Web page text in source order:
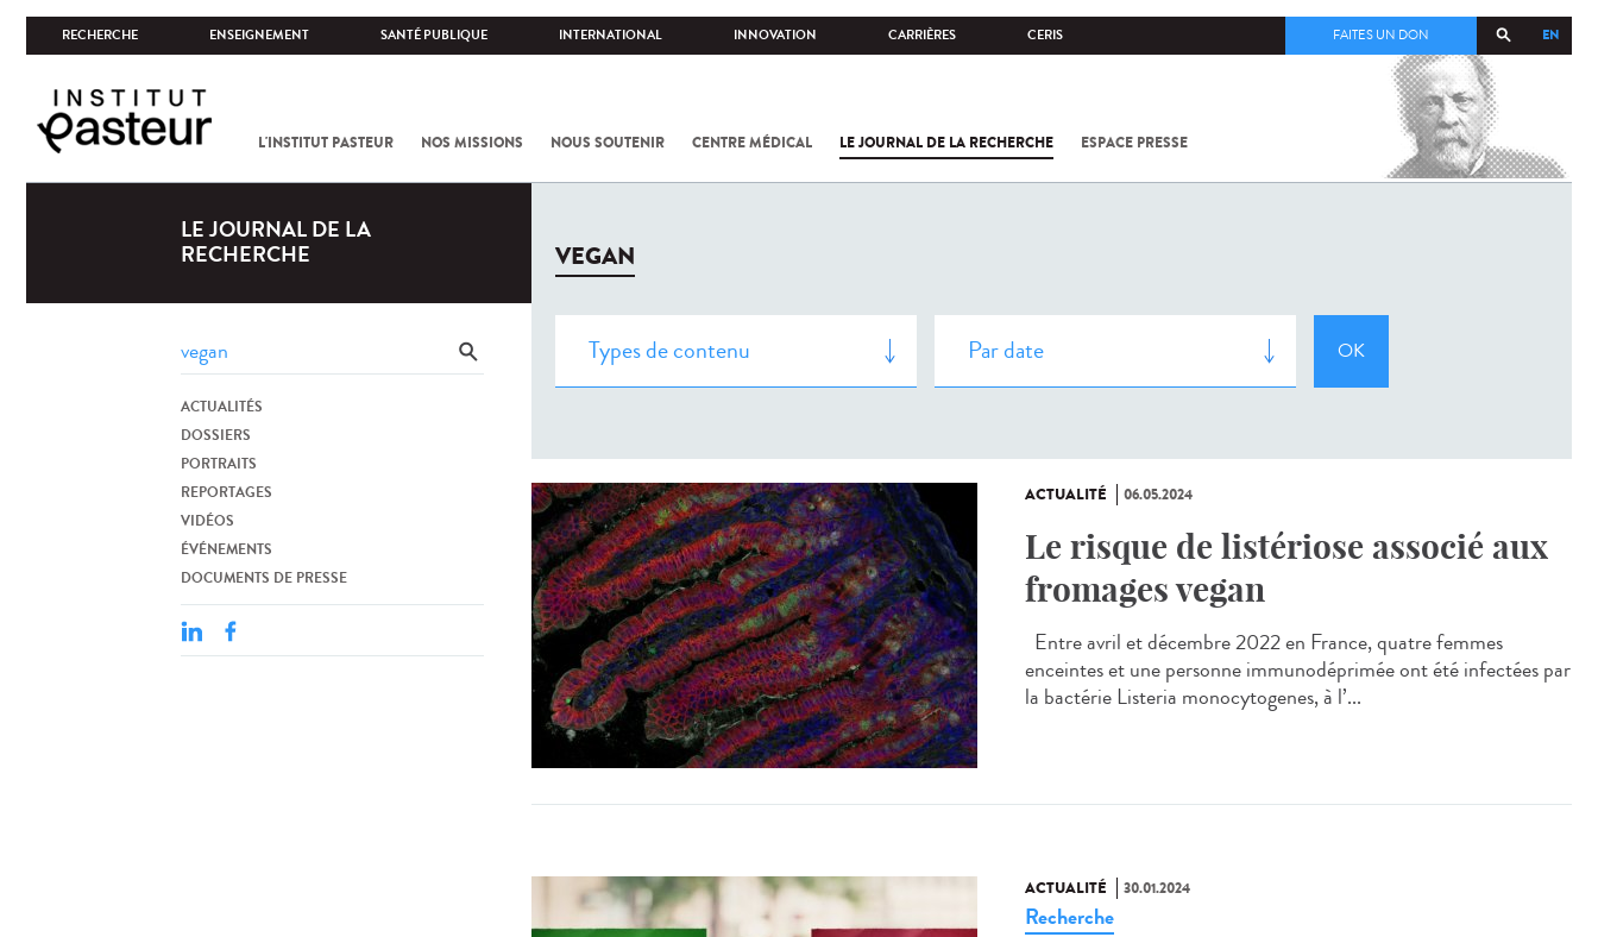
RECHERCHE ENSEIGNEMENT SANTÉ PUBLIQUE INTERNATIONAL INNOVATION CARRIÈRES CERIS EN
FAITES UN DON
L'INSTITUT PASTEUR NOS MISSIONS NOUS SOUTENIR CENTRE MÉDICAL LE JOURNAL DE LA RECHERCHE ESPACE PRESSE
COV-2 /
LE JOURNAL DE LA
RECHERCHE
ACTUALITÉS
DOSSIERS
PORTRAITS
REPORTAGES
VIDÉOS
ÉVÉNEMENTS
DOCUMENTS DE PRESSE
VEGAN
ACTUALITÉ 06.05.2024
Le risque de listériose associé aux
fromages vegan
Entre avril et décembre 2022 en France, quatre femmes
enceintes et une personne immunodéprimée ont été infectées par
la bactérie Listeria monocytogenes, à l’...
ACTUALITÉ 30.01.2024
Recherche